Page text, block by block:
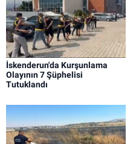
İskenderun'da Kurşunlama
Olayının 7 Şüphelisi
Tutuklandı